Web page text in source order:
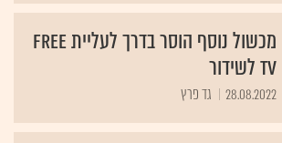
מכשול נוסף הוסר בדרך לעליית FREE
TV לשידור
28.08.2022 גד פרץ